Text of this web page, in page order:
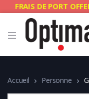
FRAIS DE PORT
Accueil Personne